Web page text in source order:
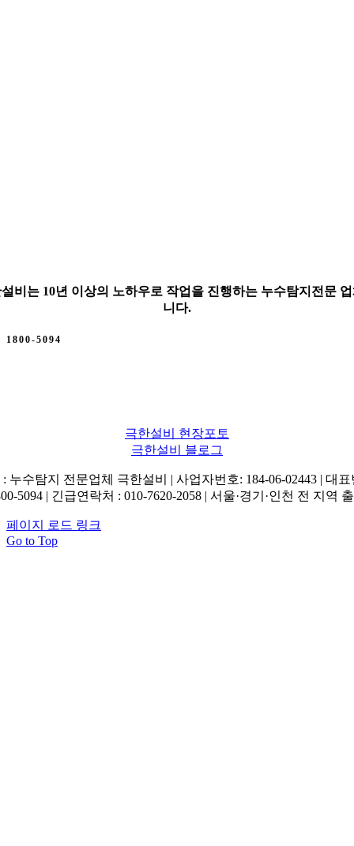
비는 10년 이상의 노하우로 작업을 진행하는 누수탐지전문
니다.
1800-5094
극한설비 현장포토
극한설비 블로그
누수탐지 전문업체 극한설비 | 사업자번호: 184-06-02443 | 대
5094 | 긴급연락처 : 010-7620-2058 | 서울·경기·인천 전 지역
페이지 로드 링크
Go to Top